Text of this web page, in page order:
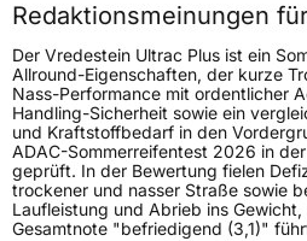
Höchstgeschwindigkeit
240 km/h
Lastindex95
Höchstlast690 kg
Gewicht (in kg)8,934 kg
Generelle Merkmale
Redaktionsmeinungen
Der Vredestein Ultrac Plus ist ein
Allround-Eigenschaften, der kurze
Nass-Performance mit ordentlicher
Handling-Sicherheit sowie ein
und Kraftstoffbedarf in den
ADAC-Sommerreifentest 2026 in
geprüft. In der Bewertung fielen
trockener und nasser Straße sowie
Laufleistung und Abrieb ins
Gesamtnote "befriedigend (3,1)"